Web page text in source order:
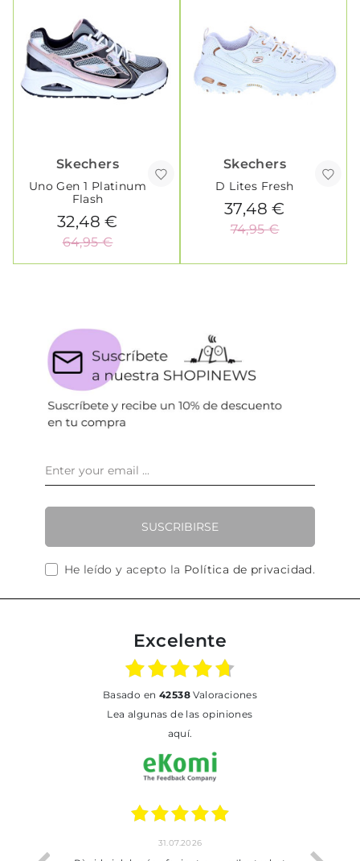
Skechers
Uno Gen 1 Platinum
Flash
32,48 €
64,95 €
Skechers
D Lites Fresh
37,48 €
74,95 €
SUSCRIBIRSE
He leído y acepto la Política de privacidad.
Excelente
basado en 42538Valoraciones
Lea algunas de las opiniones
aquí.
31.07.2026